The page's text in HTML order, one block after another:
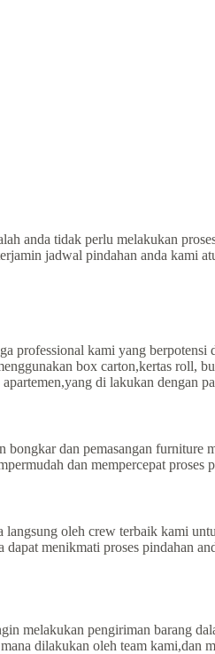
anda tidak perlu melakukan
jadwal pindahan anda kami
professional kami yang
box carton,kertas roll,
di lakukan dengan
dan pemasangan furniture
dan mempercepat proses
oleh crew terbaik kami
menikmati proses pindahan
melakukan pengiriman barang
dilakukan oleh team kami,dan